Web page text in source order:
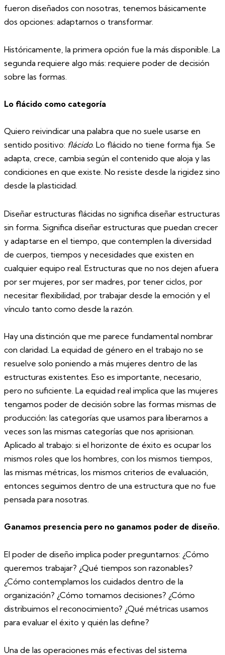
fueron diseñados con nosotras, tenemos básicamente
dos opciones: adaptarnos o transformar.
Históricamente, la primera opción fue la más disponible. La
segunda requiere algo más: requiere poder de decisión
sobre las formas.
Lo flácido como categoría
Quiero reivindicar una palabra que no suele usarse en
sentido positivo: flácido. Lo flácido no tiene forma fija. Se
adapta, crece, cambia según el contenido que aloja y las
condiciones en que existe. No resiste desde la rigidez sino
desde la plasticidad.
Diseñar estructuras flácidas no significa diseñar estructuras
sin forma. Significa diseñar estructuras que puedan crecer
y adaptarse en el tiempo, que contemplen la diversidad
de cuerpos, tiempos y necesidades que existen en
cualquier equipo real. Estructuras que no nos dejen afuera
por ser mujeres, por ser madres, por tener ciclos, por
necesitar flexibilidad, por trabajar desde la emoción y el
vínculo tanto como desde la razón.
Hay una distinción que me parece fundamental nombrar
con claridad. La equidad de género en el trabajo no se
resuelve solo poniendo a más mujeres dentro de las
estructuras existentes. Eso es importante, necesario,
pero no suficiente. La equidad real implica que las mujeres
tengamos poder de decisión sobre las formas mismas de
producción: las categorías que usamos para liberarnos a
veces son las mismas categorías que nos aprisionan.
Aplicado al trabajo: si el horizonte de éxito es ocupar los
mismos roles que los hombres, con los mismos tiempos,
las mismas métricas, los mismos criterios de evaluación,
entonces seguimos dentro de una estructura que no fue
pensada para nosotras.
Ganamos presencia pero no ganamos poder de diseño.
El poder de diseño implica poder preguntarnos: ¿Cómo
queremos trabajar? ¿Qué tiempos son razonables?
¿Cómo contemplamos los cuidados dentro de la
organización? ¿Cómo tomamos decisiones? ¿Cómo
distribuimos el reconocimiento? ¿Qué métricas usamos
para evaluar el éxito y quién las define?
Una de las operaciones más efectivas del sistema